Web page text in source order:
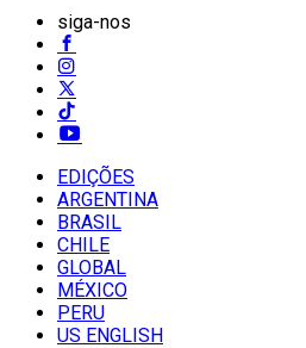
siga-nos
EDIÇÕES
ARGENTINA
BRASIL
CHILE
GLOBAL
MÉXICO
PERU
US ENGLISH